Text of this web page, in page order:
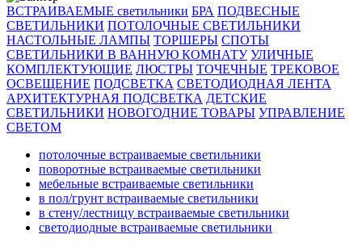
ВСТРАИВАЕМЫЕ светильники БРА ПОДВЕСНЫЕ
СВЕТИЛЬНИКИ ПОТОЛОЧНЫЕ СВЕТИЛЬНИКИ
НАСТОЛЬНЫЕ ЛАМПЫ ТОРШЕРЫ СПОТЫ
СВЕТИЛЬНИКИ В ВАННУЮ КОМНАТУ УЛИЧНЫЕ
КОМПЛЕКТУЮЩИЕ ЛЮСТРЫ ТОЧЕЧНЫЕ ТРЕКОВОЕ
ОСВЕЩЕНИЕ ПОДСВЕТКА СВЕТОДИОДНАЯ ЛЕНТА
АРХИТЕКТУРНАЯ ПОДСВЕТКА ДЕТСКИЕ
СВЕТИЛЬНИКИ НОВОГОДНИЕ ТОВАРЫ УПРАВЛЕНИЕ
СВЕТОМ
потолочные встраиваемые светильники
поворотные встраиваемые светильники
мебельные встраиваемые светильники
в пол/грунт встраиваемые светильники
в стену/лестницу встраиваемые светильники
светодиодные встраиваемые светильники